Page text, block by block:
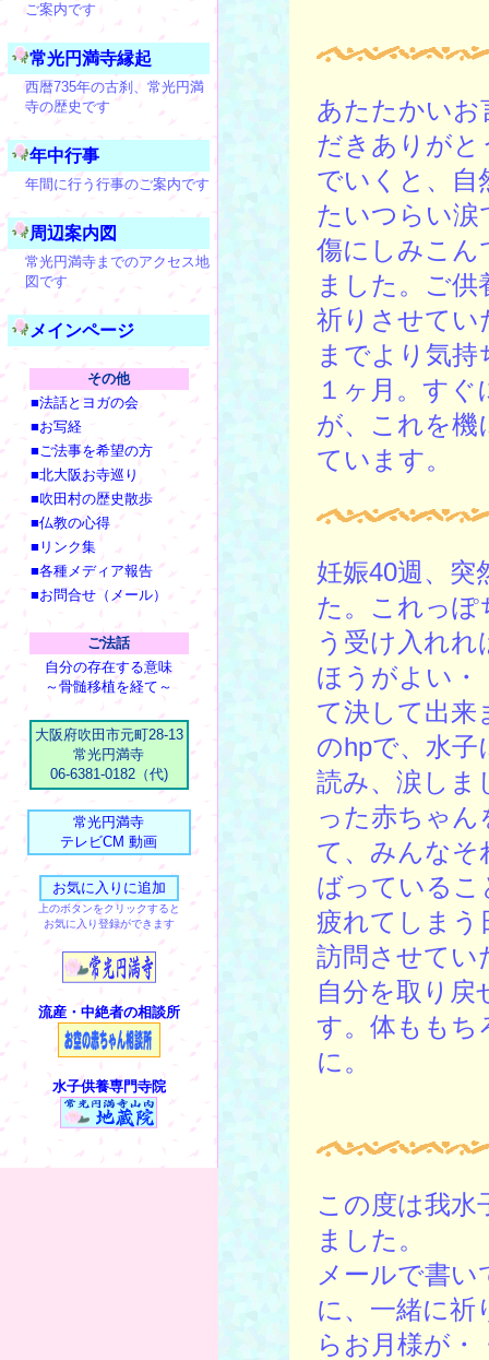
ご案内です
常光円満寺縁起
西暦735年の古刹、常光円満
寺の歴史です
年中行事
年間に行う行事のご案内です
周辺案内図
常光円満寺までのアクセス地
図です
メインページ
その他
■法話とヨガの会
■お写経
■ご法事を希望の方
■北大阪お寺巡り
■吹田村の歴史散歩
■仏教の心得
■リンク集
■各種メディア報告
■お問合せ（メール）
ご法話
自分の存在する意味
～骨髄移植を経て～
大阪府吹田市元町28-13
常光円満寺
06-6381-0182（代)
常光円満寺
テレビCM 動画
上のボタンをクリックすると
お気に入り登録ができます
流産・中絶者の相談所
水子供養専門寺院
あたたかいお
だきありがと
でいくと、自
たいつらい涙
傷にしみこん
ました。ご
祈りさせてい
までより気
１ヶ月。す
が、これを機
ています。
妊娠40週、
た。これっぽ
う受け入れ
ほうがよい・
て決して出来
のhpで、水
読み、涙しま
った赤ちゃ
て、みんなそ
ばっているこ
疲れてしまう
訪問させてい
自分を取り
す。体ももち
に。
この度は我水
ました。
メールで書
に、一緒に祈
らお月様が